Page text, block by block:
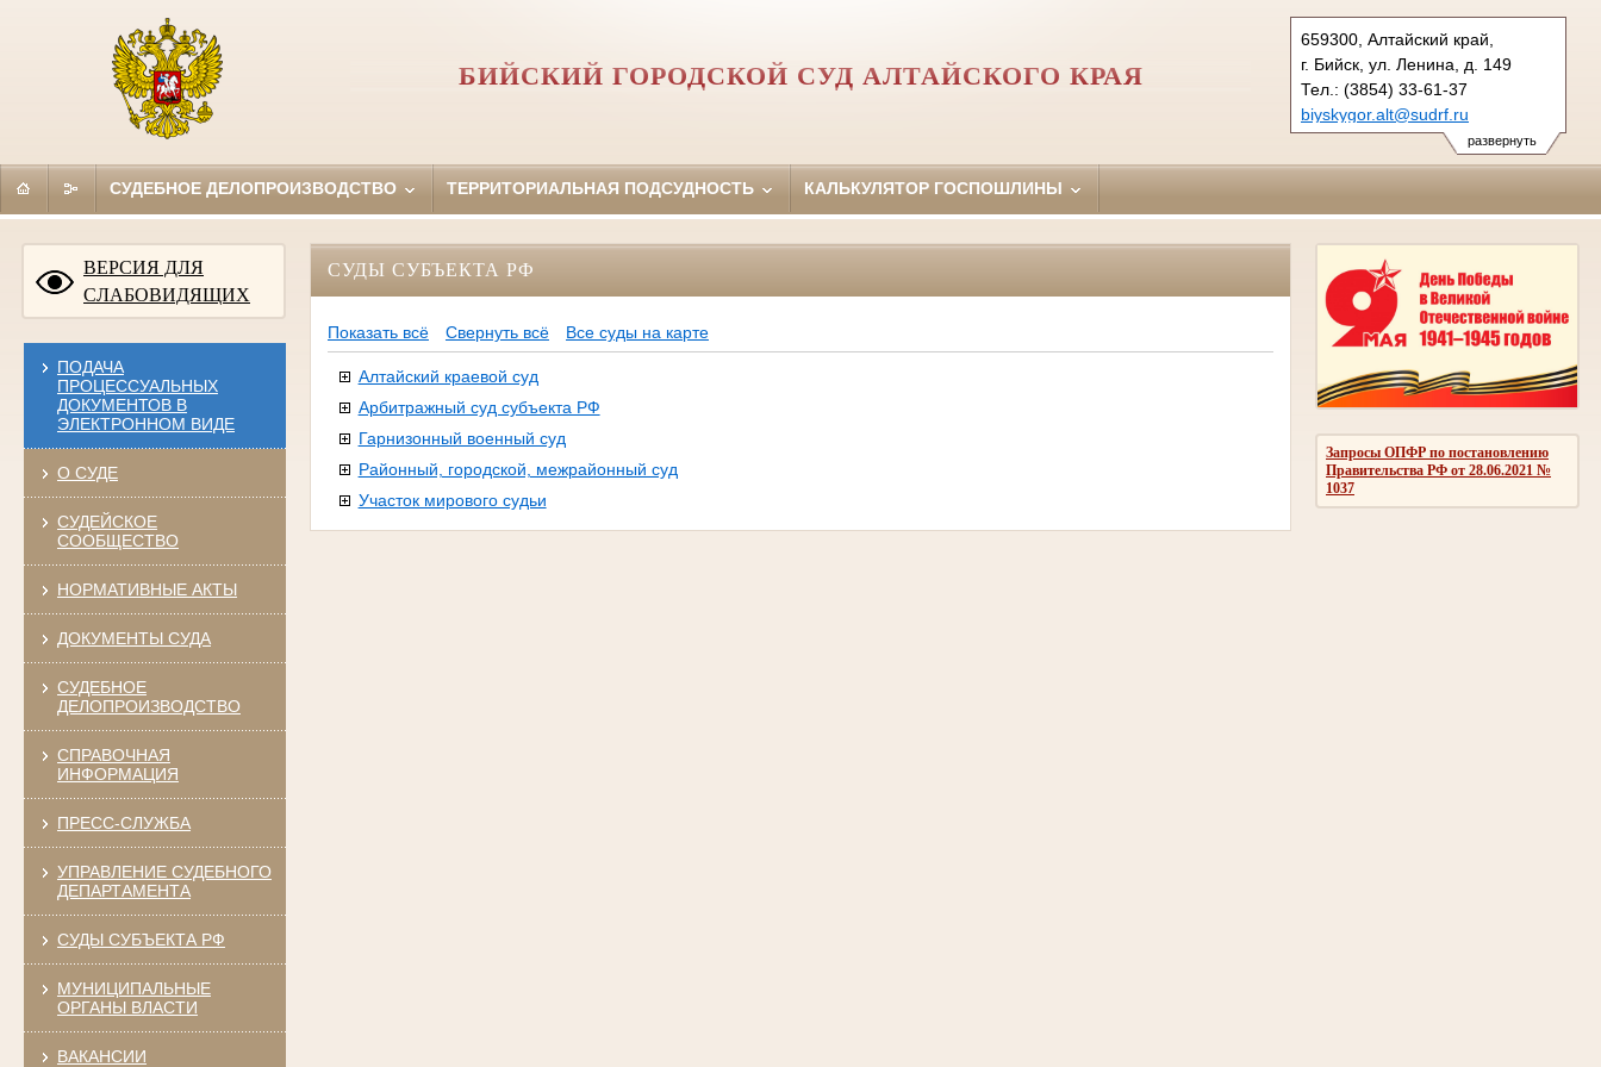
развернуть
659300, Алтайский край,
г. Бийск, ул. Ленина, д. 149
Тел.: (3854) 33-61-37
biyskygor.alt@sudrf.ru
БИЙСКИЙ ГОРОДСКОЙ СУД АЛТАЙСКОГО КРАЯ
СУДЕБНОЕ ДЕЛОПРОИЗВОДСТВО ТЕРРИТОРИАЛЬНАЯ ПОДСУДНОСТЬ КАЛЬКУЛЯТОР ГОСПОШЛИНЫ
ВЕРСИЯ ДЛЯ
СЛАБОВИДЯЩИХ
ПОДАЧА
ПРОЦЕССУАЛЬНЫХ
ДОКУМЕНТОВ В
ЭЛЕКТРОННОМ ВИДЕ
О СУДЕ
СУДЕЙСКОЕ
СООБЩЕСТВО
НОРМАТИВНЫЕ АКТЫ
ДОКУМЕНТЫ СУДА
СУДЕБНОЕ
ДЕЛОПРОИЗВОДСТВО
СПРАВОЧНАЯ
ИНФОРМАЦИЯ
ПРЕСС-СЛУЖБА
УПРАВЛЕНИЕ СУДЕБНОГО
ДЕПАРТАМЕНТА
СУДЫ СУБЪЕКТА РФ
МУНИЦИПАЛЬНЫЕ
ОРГАНЫ ВЛАСТИ
ВАКАНСИИ
Запросы ОПФР по постановлению
Правительства РФ от 28.06.2021 №
1037
СУДЫ СУБЪЕКТА РФ
Показать всё Свернуть всё Все суды на карте
Алтайский краевой суд
Арбитражный суд субъекта РФ
Гарнизонный военный суд
Районный, городской, межрайонный суд
Участок мирового судьи